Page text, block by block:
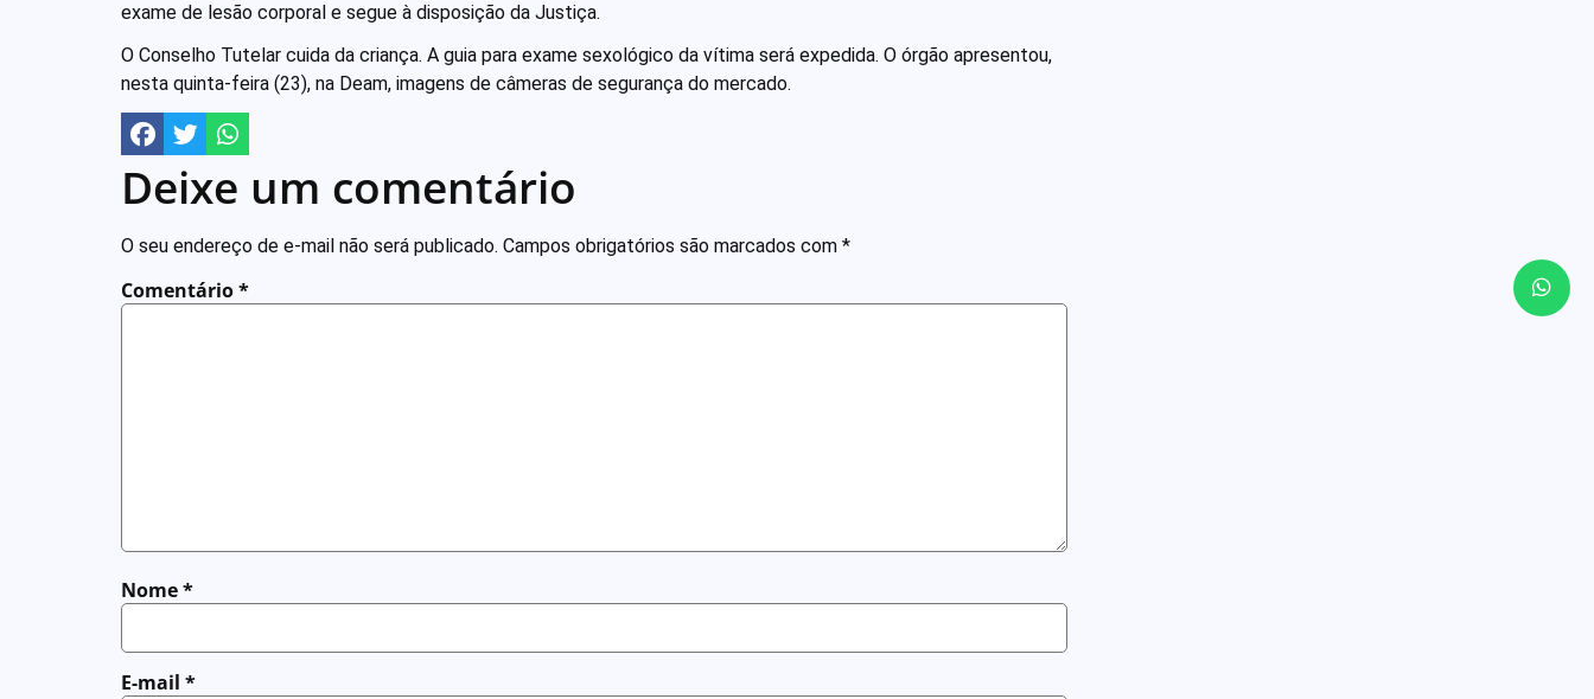
exame de lesão corporal e segue à disposição da Justiça.
O Conselho Tutelar cuida da criança. A guia para exame sexológico da vítima será expedida. O órgão apresentou,
nesta quinta-feira (23), na Deam, imagens de câmeras de segurança do mercado.
Deixe um comentário
O seu endereço de e-mail não será publicado. Campos obrigatórios são marcados com *
Comentário*
Nome*
E-mail *